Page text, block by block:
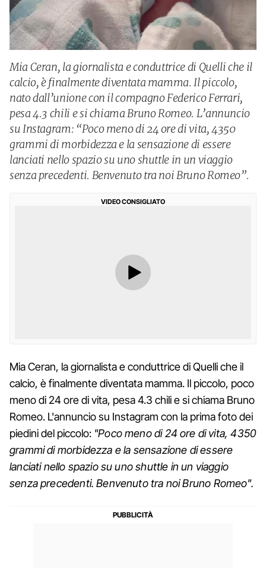
Mia Ceran, la giornalista e conduttrice di Quelli che il
calcio, è finalmente diventata mamma. Il piccolo,
nato dall’unione con il compagno Federico Ferrari,
pesa 4.3 chili e si chiama Bruno Romeo. L’annuncio
su Instagram: “Poco meno di 24 ore di vita, 4350
grammi di morbidezza e la sensazione di essere
lanciati nello spazio su uno shuttle in un viaggio
senza precedenti. Benvenuto tra noi Bruno Romeo”.
VIDEO CONSIGLIATO
Mia Ceran, la giornalista e conduttrice di Quelli che il
calcio, è finalmente diventata mamma. Il piccolo, poco
meno di 24 ore di vita, pesa 4.3 chili e si chiama Bruno
Romeo. L'annuncio su Instagram con la prima foto dei
piedini del piccolo: "Poco meno di 24 ore di vita, 4350
grammi di morbidezza e la sensazione di essere
lanciati nello spazio su uno shuttle in un viaggio
senza precedenti. Benvenuto tra noi Bruno Romeo".